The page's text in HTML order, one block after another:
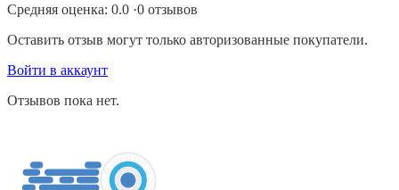
Средняя оценка: 0.0 ·0 отзывов
Оставить отзыв могут только авторизованные покупатели.
Войти в аккаунт
Отзывов пока нет.